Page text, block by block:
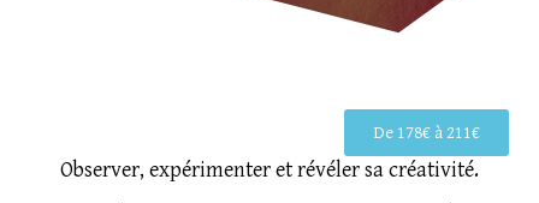
De 178€ à 211€
Observer, expérimenter et révéler sa créativité.